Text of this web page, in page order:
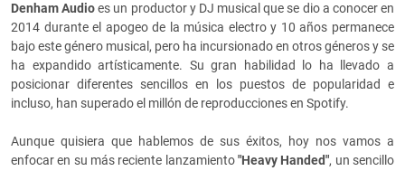
Denham Audioes un productor y DJ musical que se dio a conocer en
2014 durante el apogeo de la música electro y 10 años permanece
bajo este género musical, pero ha incursionado en otros géneros y se
ha expandido artísticamente. Su gran habilidad lo ha llevado a
posicionar diferentes sencillos en los puestos de popularidad e
incluso, han superado el millón de reproducciones en Spotify.
Aunque quisiera que hablemos de sus éxitos, hoy nos vamos a
enfocar en su más reciente lanzamiento"Heavy Handed", un sencillo